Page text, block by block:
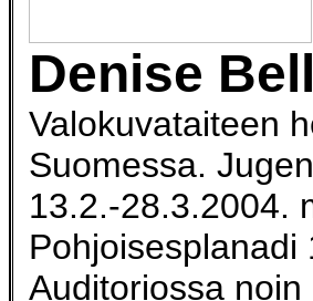
Denise
Valokuvataiteen
Suomessa.
13.2.-28.3.2004.
Pohjoisesplanadi
Auditoriossa